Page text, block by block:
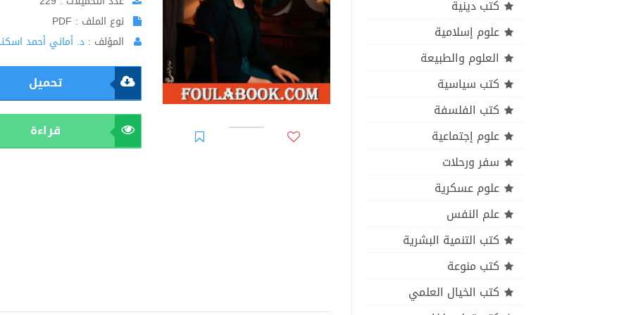
كتب دينية
علوم إسلامية
العلوم والطبيعة
كتب سياسية
كتب الفلسفة
علوم إجتماعية
سفر ورحلات
علوم عسكرية
علم النفس
كتب التنمية البشرية
كتب منوعة
كتب الخيال العلمي
نوع الملف : PDF
المؤلف : د. أماني أحمد
تحميل
قراءة